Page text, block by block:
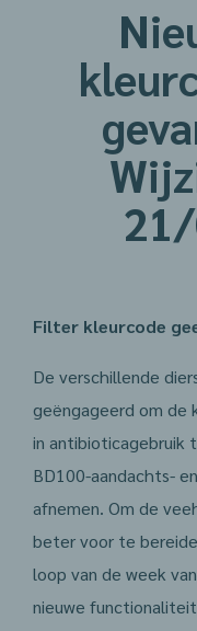
Filter kleurcode
De verschillende
geëngageerd om de
in antibioticagebruik
BD100-aandachts-
afnemen. Om de
beter voor te
loop van de week
nieuwe